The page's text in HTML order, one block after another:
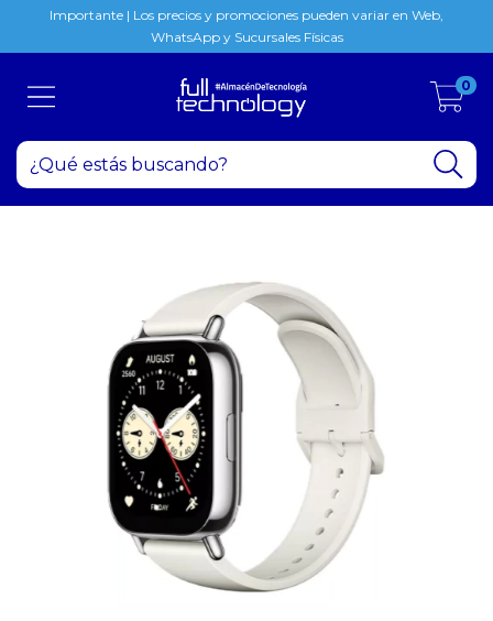
Importante | Los precios y promociones pueden variar en Web,
WhatsApp y Sucursales Físicas
0